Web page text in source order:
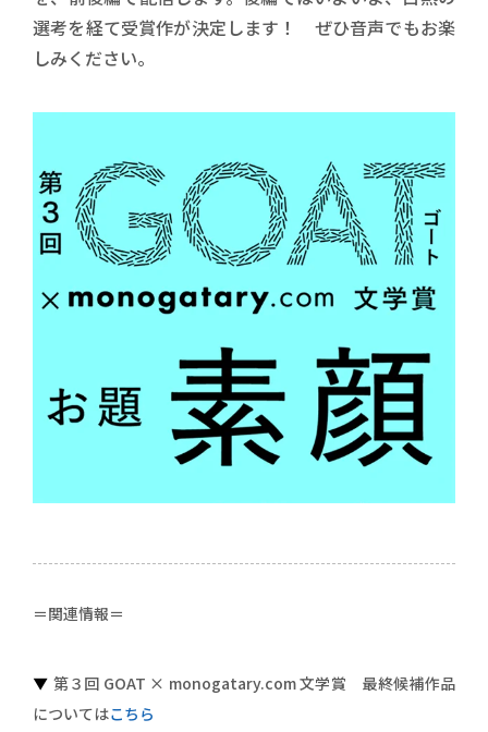
選考を経て受賞作が決定します！ ぜひ音声でもお楽
しみください。
＝関連情報＝
▼ 第３回 GOAT × monogatary.com 文学賞 最終候補作品
についてはこちら